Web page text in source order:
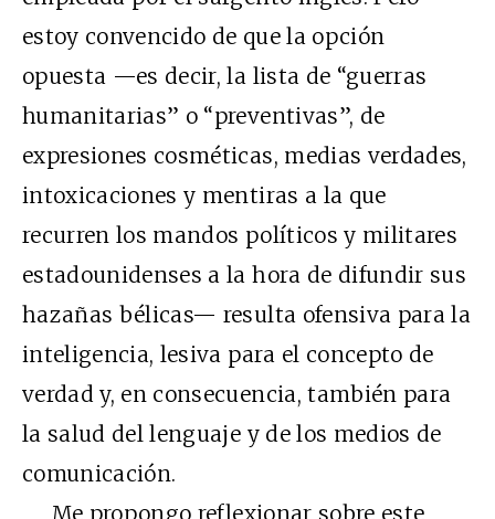
estoy convencido de que la opción
opuesta —es decir, la lista de “guerras
humanitarias” o “preventivas”, de
expresiones cosméticas, medias verdades,
intoxicaciones y mentiras a la que
recurren los mandos políticos y militares
estadounidenses a la hora de difundir sus
hazañas bélicas— resulta ofensiva para la
inteligencia, lesiva para el concepto de
verdad y, en consecuencia, también para
la salud del lenguaje y de los medios de
comunicación.
Me propongo reflexionar sobre este